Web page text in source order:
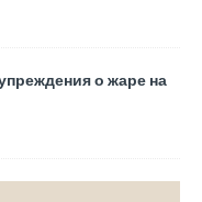
о жаре на